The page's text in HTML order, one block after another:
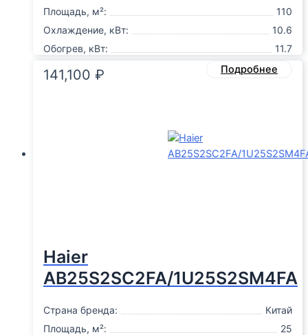
Площадь, м²:
110
Охлаждение, кВт:
10.6
Обогрев, кВт:
11.7
141,100 ₽ Подробнее
Haier
AB25S2SC2FA/1U25S2SM4FA
Страна бренда:
Китай
Площадь, м²:
25